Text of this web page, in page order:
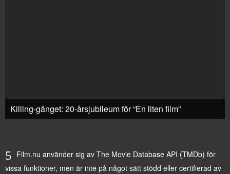
Killing-gänget: 20-årsjubileum för “En liten film”
Film.nu använder sig av The Movie Database API (TMDb) för
vissa funktioner, men är inte på något sätt stödd eller certifierad av